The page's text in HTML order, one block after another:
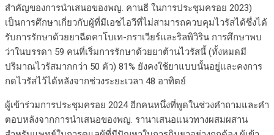
สำคัญของการนำเสนอของพญ. คานธี ในการประชุมครอย 2023)
เป็นการศึกษาเกี่ยวกับผู้ที่มีเอชไอวีที่ไม่สามารถควบคุมไวรัสได้ซึ่งได้
รับการรักษาด้วยยาฉีดคาโบเท-กราเวียร์และริลพิวิริน การศึกษาพบ
ว่าในบรรดา 59 คนที่เริ่มการรักษาด้วยยาต้านไวรัสนี้ (ทั้งหมดมี
ปริมาณไวรัสมากกว่า 50 ตัว) 81% ยังคงใช้ยาแบบนั้นอยู่และคงการ
กดไวรัสไว้ได้หลังจากช่วงระยะเวลา 48 อาทิตย์
ผู้เข้าร่วมการประชุมครอย 2024 อีกคนหนึ่งที่พูดในช่วงคำถามและคำ
ตอบหลังจากการนำเสนอของพญ. รานาเสนอแนวทางผสมผสาน